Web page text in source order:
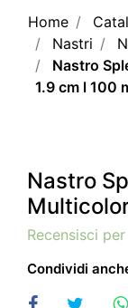
Home
Nastri
Nastro
1.9 cm l 100
Nastro
Recensisci
Condividi